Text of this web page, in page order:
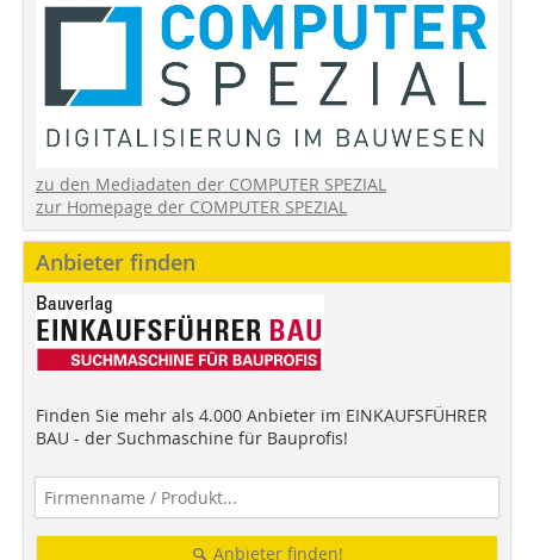
zu den Mediadaten der COMPUTER SPEZIAL
zur Homepage der COMPUTER SPEZIAL
Anbieter finden
Finden Sie mehr als 4.000 Anbieter im EINKAUFSFÜHRER
BAU - der Suchmaschine für Bauprofis!
Anbieter finden!